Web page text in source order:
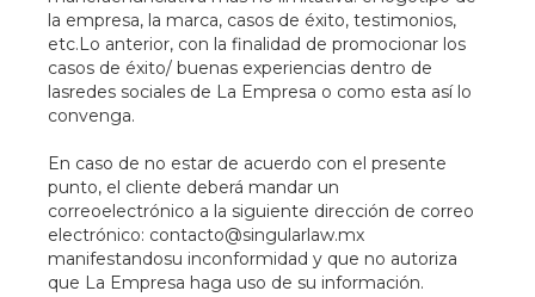
la empresa, la marca, casos de éxito, testimonios,
etc.Lo anterior, con la finalidad de promocionar los
casos de éxito/ buenas experiencias dentro de
lasredes sociales de La Empresa o como esta así lo
convenga.
En caso de no estar de acuerdo con el presente
punto, el cliente deberá mandar un
correoelectrónico a la siguiente dirección de correo
electrónico: contacto@singularlaw.mx
manifestandosu inconformidad y que no autoriza
que La Empresa haga uso de su información.